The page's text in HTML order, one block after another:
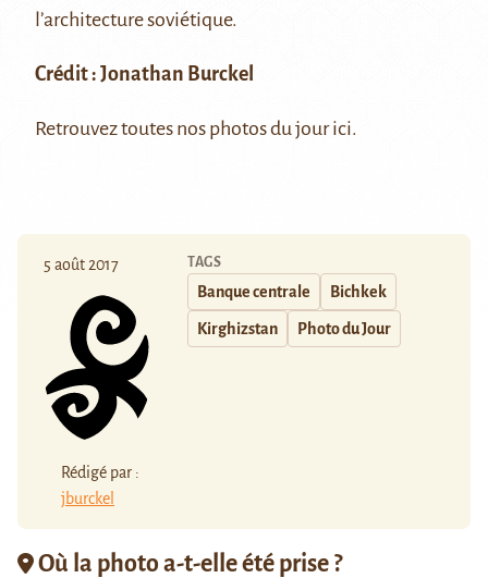
l’architecture soviétique.
Crédit : Jonathan Burckel
Retrouvez toutes nos photos du jourici.
5 août 2017
Rédigé par :
jburckel
TAGS
Banque centrale Bichkek
Kirghizstan Photo du Jour
Où la photo a-t-elle été prise ?